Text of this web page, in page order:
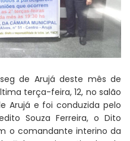
de Arujá deste mês de
terça-feira, 12, no salão
Arujá e foi conduzida pelo
Souza Ferreira, o Dito
o comandante interino da